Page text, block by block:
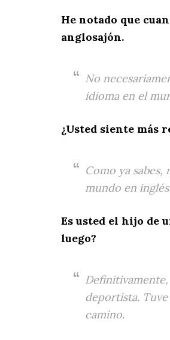
He notado que
anglosajón.
No
idioma en el
¿Usted siente más
Como ya
mundo en
Es usted el hijo de
luego?
deportista.
camino.